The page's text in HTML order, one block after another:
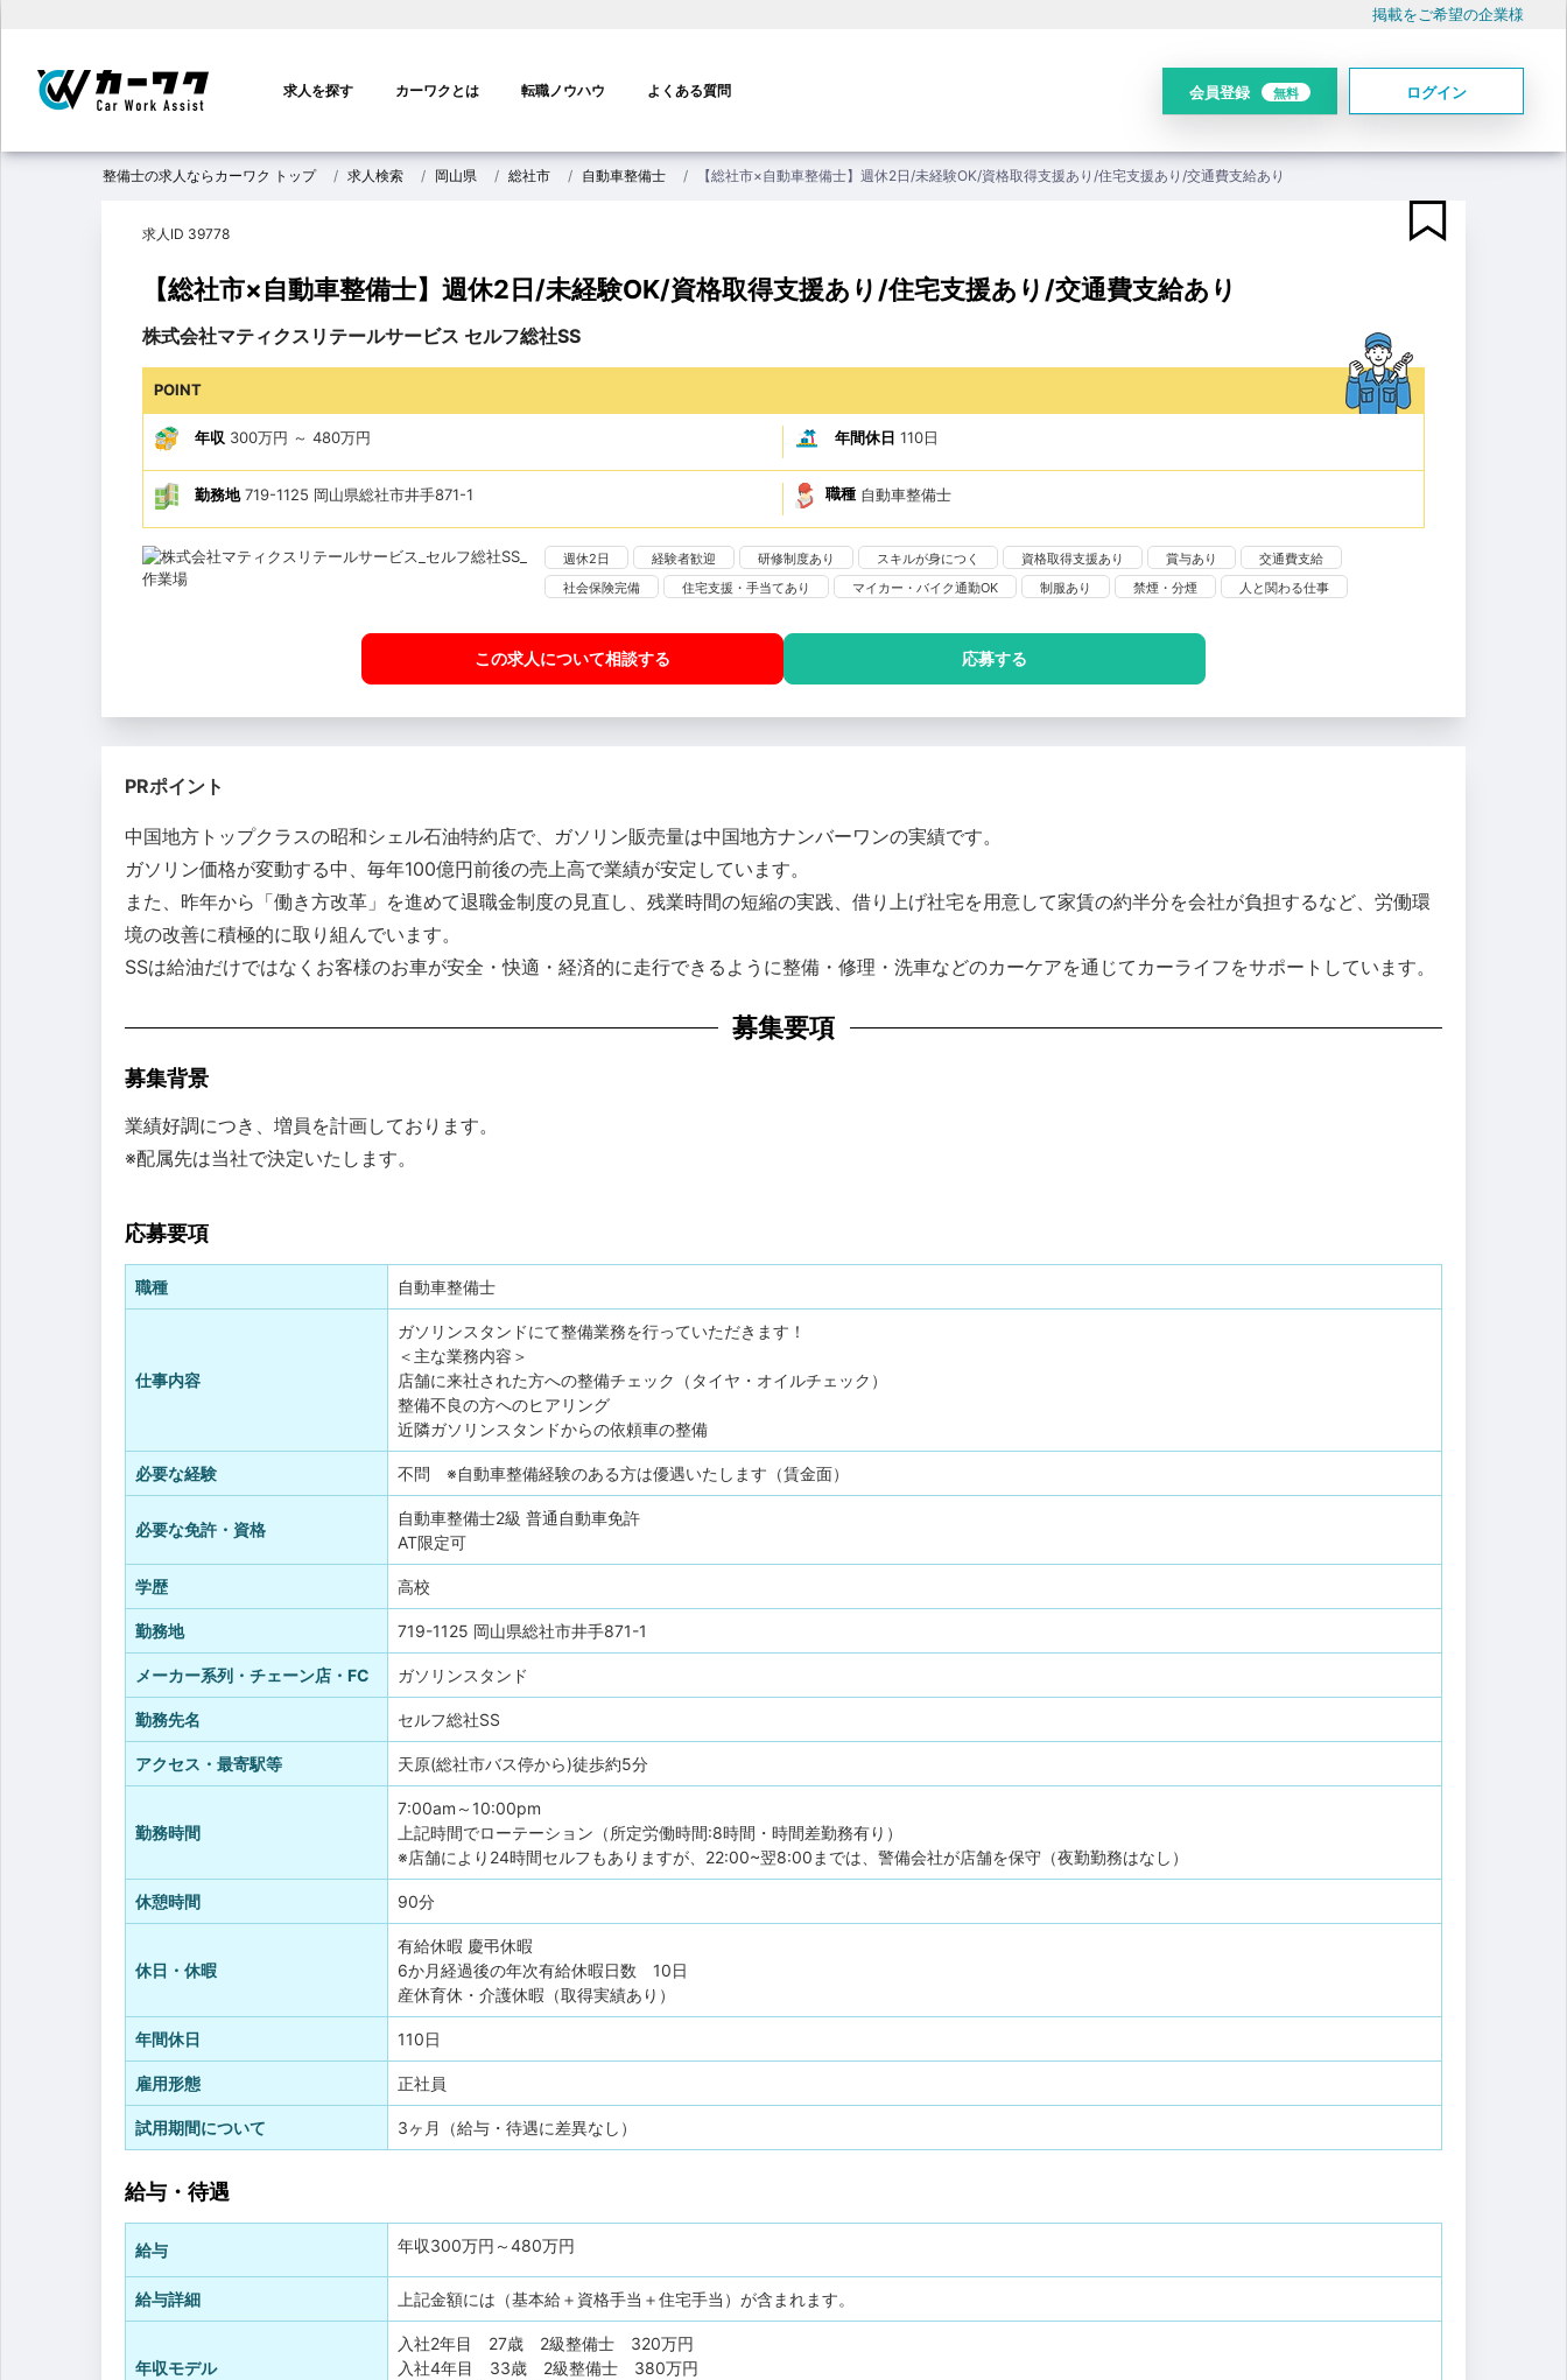
掲載をご希望の企業様
ン
ビ
ゲ
ン
求人を探す カーワクとは 転職ノウハウ よくある質問 会員登録 無料 ログイン
整備士の求人ならカーワク トップ 求人検索 岡山県 総社市 自動車整備士 【総社市×自動車整備士】週休2日/未経験OK/資格取得支援あり/住宅支援あり/交通費支給あり
求人ID 39778
【総社市×自動車整備士】週休2日/未経験OK/資格取得支援あり/住宅支援あり/交通費支給あり
株式会社マティクスリテールサービス セルフ総社SS
POINT
年収 300万円 ～ 480万円 年間休日 110日
勤務地719-1125 岡山県総社市井手871-1 職種 自動車整備士
週休2日 経験者歓迎 研修制度あり スキルが身につく 資格取得支援あり 賞与あり
交通費支給
社会保険完備
住宅支援・手当てあり マイカー・バイク通勤OK 制服あり 禁煙・分煙 人と関わる仕事
この求人について相談する 応募する
PRポイント
中国地方トップクラスの昭和シェル石油特約店で、ガソリン販売量は中国地方ナンバーワンの実績です。
ガソリン価格が変動する中、毎年100億円前後の売上高で業績が安定しています。
また、昨年から「働き方改革」を進めて退職金制度の見直し、残業時間の短縮の実践、借り上げ社宅を用意して家賃の約半分を会社が負担するなど、労働環
境の改善に積極的に取り組んでいます。
SSは給油だけではなくお客様のお車が安全・快適・経済的に走行できるように整備・修理・洗車などのカーケアを通じてカーライフをサポートしています。
募集要項
募集背景
業績好調につき、増員を計画しております。
※配属先は当社で決定いたします。
応募要項
職種 自動車整備士
仕事内容
ガソリンスタンドにて整備業務を行っていただきます！
＜主な業務内容＞
店舗に来社された方への整備チェック（タイヤ・オイルチェック）
整備不良の方へのヒアリング
近隣ガソリンスタンドからの依頼車の整備
必要な経験 不問 ※自動車整備経験のある方は優遇いたします（賃金面）
必要な免許・資格
自動車整備士2級 普通自動車免許
AT限定可
学歴 高校
勤務地 719-1125 岡山県総社市井手871-1
メーカー系列・チェーン店・FC ガソリンスタンド
勤務先名 セルフ総社SS
アクセス・最寄駅等 天原(総社市バス停から)徒歩約5分
勤務時間
7:00am～10:00pm
上記時間でローテーション（所定労働時間:8時間・時間差勤務有り）
※店舗により24時間セルフもありますが、22:00~翌8:00までは、警備会社が店舗を保守（夜勤勤務はなし）
休憩時間 90分
休日・休暇
有給休暇 慶弔休暇
6か月経過後の年次有給休暇日数 10日
産休育休・介護休暇（取得実績あり）
年間休日 110日
雇用形態 正社員
試用期間について 3ヶ月（給与・待遇に差異なし）
給与・待遇
給与 年収300万円 ～480万円
給与詳細 上記金額には（基本給＋資格手当＋住宅手当）が含まれます。
年収モデル
入社2年目 27歳 2級整備士 320万円
入社4年目 33歳 2級整備士 380万円